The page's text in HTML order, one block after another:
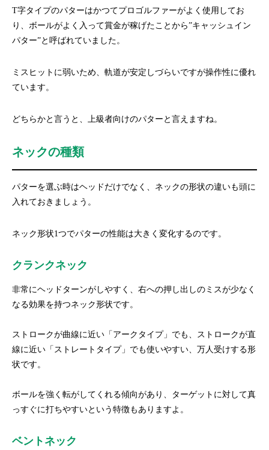
T字タイプのパターはかつてプロゴルファーがよく使用してお
り、ボールがよく入って賞金が稼げたことから”キャッシュイン
パター”と呼ばれていました。
ミスヒットに弱いため、軌道が安定しづらいですが操作性に優れ
ています。
どちらかと言うと、上級者向けのパターと言えますね。
ネックの種類
パターを選ぶ時はヘッドだけでなく、ネックの形状の違いも頭に
入れておきましょう。
ネック形状1つでパターの性能は大きく変化するのです。
クランクネック
非常にヘッドターンがしやすく、右への押し出しのミスが少なく
なる効果を持つネック形状です。
ストロークが曲線に近い「アークタイプ」でも、ストロークが直
線に近い「ストレートタイプ」でも使いやすい、万人受けする形
状です。
ボールを強く転がしてくれる傾向があり、ターゲットに対して真
っすぐに打ちやすいという特徴もありますよ。
ベントネック